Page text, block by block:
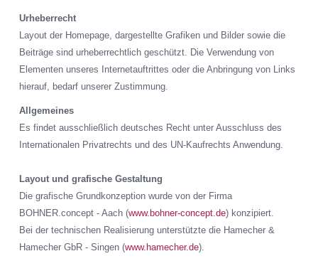
Urheberrecht
Layout der Homepage, dargestellte Grafiken und Bilder sowie die
Beiträge sind urheberrechtlich geschützt. Die Verwendung von
Elementen unseres Internetauftrittes oder die Anbringung von Links
hierauf, bedarf unserer Zustimmung.
Allgemeines
Es findet ausschließlich deutsches Recht unter Ausschluss des
Internationalen Privatrechts und des UN-Kaufrechts Anwendung.
Layout und grafische Gestaltung
Die grafische Grundkonzeption wurde von der Firma
BOHNER.concept - Aach (www.bohner-concept.de) konzipiert.
Bei der technischen Realisierung unterstützte die Hamecher &
Hamecher GbR - Singen (www.hamecher.de).